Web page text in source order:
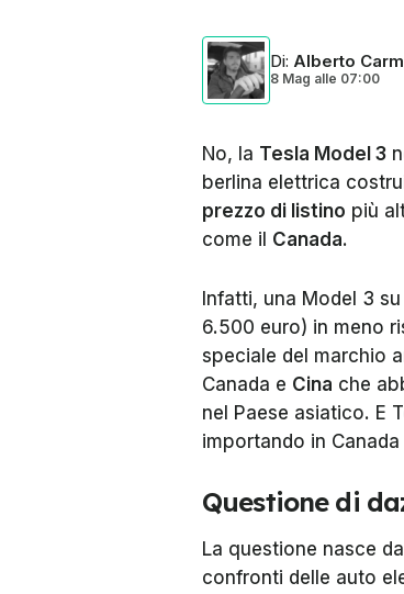
Di: Alberto
8 Mag alle 07:00
No, la Tesla Model 3
berlina elettrica
prezzo di listino più
come il Canada.
Infatti, una Model 3
6.500 euro) in meno
speciale del marchio
Canada e Cina che
nel Paese asiatico. E
importando in
Questione di
La questione nasce
confronti delle auto